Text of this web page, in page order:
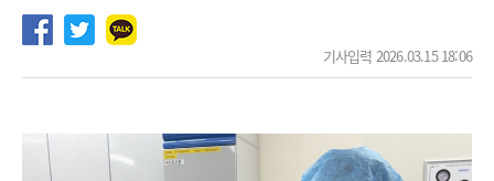
[해운대부민병원] [해운대] 2026년 하반기 인턴 모집
기사입력 2026.03.15 18:06